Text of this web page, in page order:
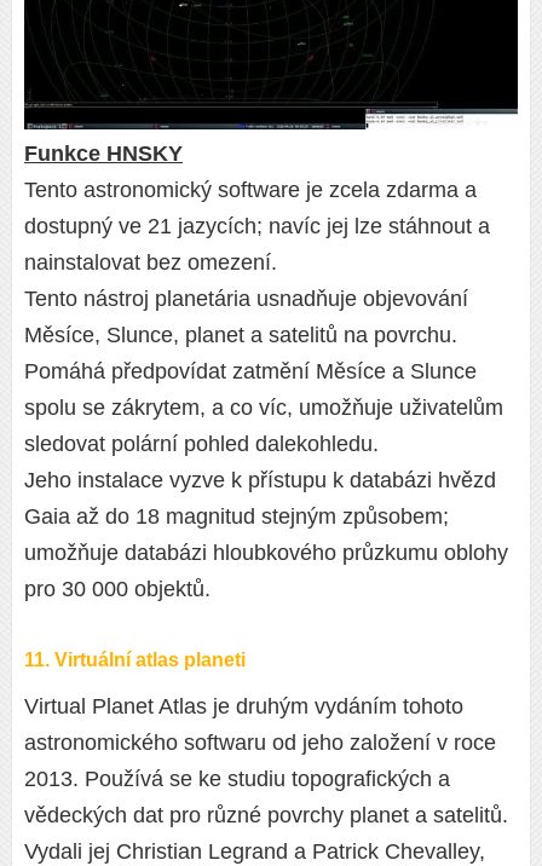
Funkce HNSKY
Tento astronomický software je zcela zdarma a
dostupný ve 21 jazycích; navíc jej lze stáhnout a
nainstalovat bez omezení.
Tento nástroj planetária usnadňuje objevování
Měsíce, Slunce, planet a satelitů na povrchu.
Pomáhá předpovídat zatmění Měsíce a Slunce
spolu se zákrytem, ​​a co víc, umožňuje uživatelům
sledovat polární pohled dalekohledu.
Jeho instalace vyzve k přístupu k databázi hvězd
Gaia až do 18 magnitud stejným způsobem;
umožňuje databázi hloubkového průzkumu oblohy
pro 30 000 objektů.
11. Virtuální atlas planeti
Virtual Planet Atlas je druhým vydáním tohoto
astronomického softwaru od jeho založení v roce
2013. Používá se ke studiu topografických a
vědeckých dat pro různé povrchy planet a satelitů.
Vydali jej Christian Legrand a Patrick Chevalley,